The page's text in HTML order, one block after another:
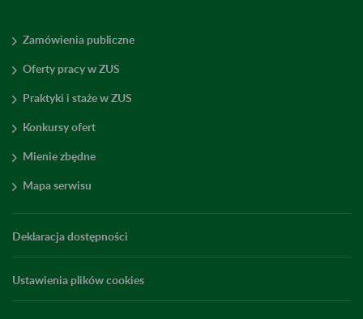
Zamówienia publiczne
Oferty pracy w ZUS
Praktyki i staże w ZUS
Konkursy ofert
Mienie zbędne
Mapa serwisu
Deklaracja dostępności
Ustawienia plików cookies